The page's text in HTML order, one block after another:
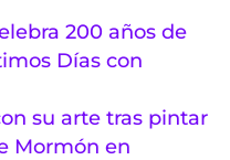
200 años de
Días con
su arte tras pintar
Mormón en